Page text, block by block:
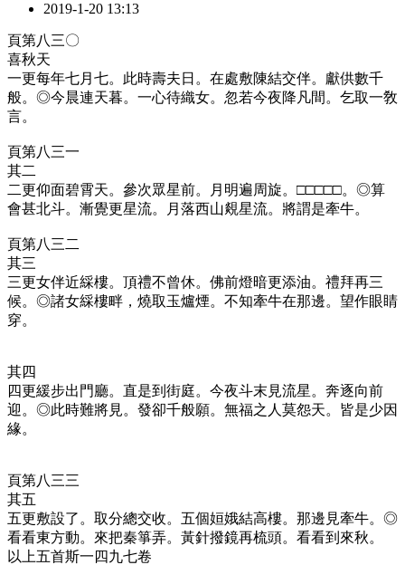
2019-1-20 13:13
頁第八三〇
喜秋天
一更每年七月七。此時壽夫日。在處敷陳結交伴。獻供數千
般。◎今晨連天暮。一心待織女。忽若今夜降凡間。乞取一敎
言。
頁第八三一
其二
二更仰面碧霄天。參次眾星前。月明遍周旋。□□□□□。◎算
會甚北斗。漸覺更星流。月落西山覢星流。將謂是牽牛。
頁第八三二
其三
三更女伴近綵樓。頂禮不曾休。佛前燈暗更添油。禮拜再三
候。◎諸女綵樓畔，燒取玉爐煙。不知牽牛在那邊。望作眼睛
穿。
其四
四更緩步出門廳。直是到街庭。今夜斗末見流星。奔逐向前
迎。◎此時難將見。發卻千般願。無福之人莫怨天。皆是少因
緣。
頁第八三三
其五
五更敷設了。取分總交收。五個姮娥結高樓。那邊見牽牛。◎
看看東方動。來把秦箏弄。黃針撥鏡再梳頭。看看到來秋。
以上五首斯一四九七卷